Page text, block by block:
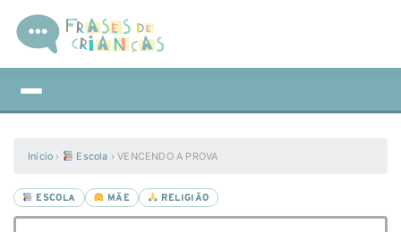
Início › Escola ›VENCENDO A PROVA
ESCOLA MÃE RELIGIÃO